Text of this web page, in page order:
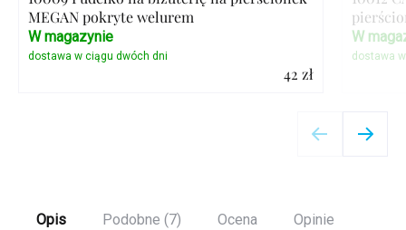
MEGAN pokryte welurem
42 zł
W magazynie W
Opis Podobne (7) Ocena Opinie